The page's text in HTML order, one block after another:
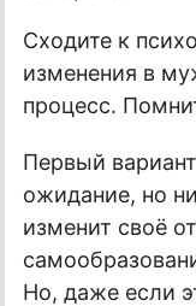
Сходите к
изменения в
процесс.
Первый
ожидание, но
изменит своё
Но, даже если